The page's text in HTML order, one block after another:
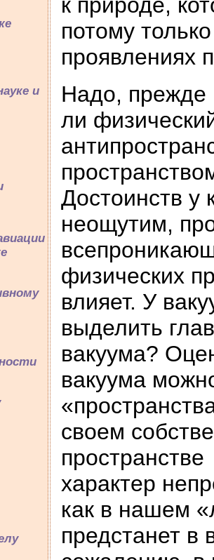
и
потому
проявлениях
Надо, прежде
ли
Достоинств у
неощутим,
физических
влияет. У
выделить
вакуума?
вакуума
своем
характер
как в нашем
предстанет в